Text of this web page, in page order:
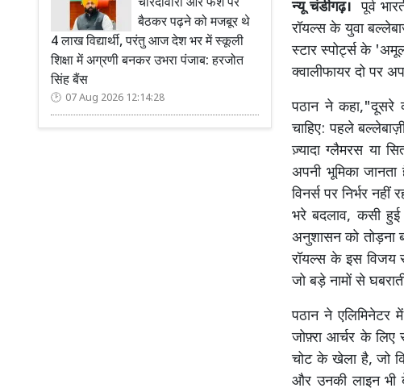
चारदीवारी और फर्श पर
बैठकर पढ़ने को मजबूर थे
4 लाख विद्यार्थी, परंतु आज देश भर में स्कूली
शिक्षा में अग्रणी बनकर उभरा पंजाब: हरजोत
सिंह बैंस
07 Aug 2026 12:14:28
न्यू चंडीगढ़। पूर्व
रॉयल्स के युवा
स्टार स्पोर्ट्स के
क्वालीफायर दो पर
पठान ने कहा,"दूसरे
चाहिए: पहले
ज़्यादा ग्लैमरस या
अपनी भूमिका
विनर्स पर निर्भर
भरे बदलाव, कसी
अनुशासन को तोड़ना
रॉयल्स के इस विजय
जो बड़े नामों से
पठान ने एलिमिनेटर
जोफ़्रा आर्चर के लिए
चोट के खेला है, जो
और उनकी लाइन